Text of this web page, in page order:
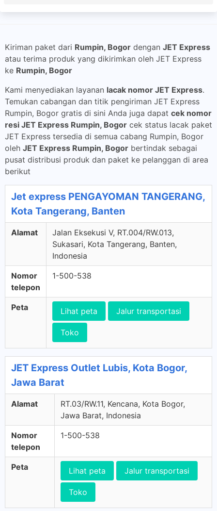
Kiriman paket dari Rumpin, Bogor dengan JET Express
atau terima produk yang dikirimkan oleh JET Express
ke Rumpin, Bogor
Kami menyediakan layanan lacak nomor JET Express.
Temukan cabangan dan titik pengiriman JET Express
Rumpin, Bogor gratis di sini Anda juga dapat cek nomor
resi JET Express Rumpin, Bogor cek status lacak paket
JET Express tersedia di semua cabang Rumpin, Bogor
oleh JET Express Rumpin, Bogor bertindak sebagai
pusat distribusi produk dan paket ke pelanggan di area
berikut
Jet express PENGAYOMAN TANGERANG,
Kota Tangerang, Banten
Alamat
Jalan Eksekusi V, RT.004/RW.013,
Sukasari, Kota Tangerang, Banten,
Indonesia
Nomor
telepon
1-500-538
Peta Lihat peta Jalur transportasi
Toko
JET Express Outlet Lubis, Kota Bogor,
Jawa Barat
Alamat
RT.03/RW.11, Kencana, Kota Bogor,
Jawa Barat, Indonesia
Nomor
telepon
1-500-538
Peta Lihat peta Jalur transportasi
Toko